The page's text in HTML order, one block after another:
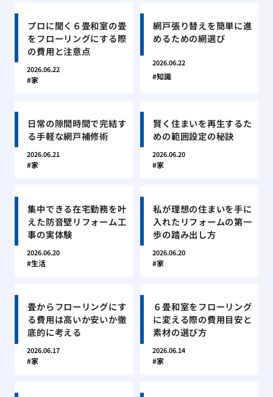
プロに聞く６畳和室の畳
をフローリングにする際
の費用と注意点
2026.06.22
家
網戸張り替えを簡単に進
めるための網選び
2026.06.22
知識
日常の隙間時間で完結す
る手軽な網戸補修術
2026.06.21
家
賢く住まいを再生するた
めの範囲設定の秘訣
2026.06.20
家
集中できる在宅勤務を叶
えた防音壁リフォーム工
事の実体験
2026.06.20
生活
私が理想の住まいを手に
入れたリフォームの第一
歩の踏み出し方
2026.06.20
家
畳からフローリングにす
る費用は高いか安いか徹
底的に考える
2026.06.17
家
６畳和室をフローリング
に変える際の費用目安と
素材の選び方
2026.06.14
家